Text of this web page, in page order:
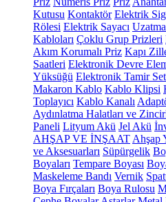
Kutusu Kontaktör Elektrik
Rölesi Elektrik Sayacı
Kabloları Çoklu Grup Prizleri
Akım Korumalı Priz Kapı
Saatleri Elektronik Devre
Yüksüğü Elektronik Tamir
Makaron Kablo Kablo Klipsi
Toplayıcı Kablo Kanalı
Aydınlatma Halatları ve
Paneli Lityum Akü Jel Akü
AHŞAP VE İNŞAAT Ahşap
ve Aksesuarları Süpürgelik
Boyaları Tempare Boyası
Maskeleme Bandı Vernik
Boya Fırçaları Boya Rulosu